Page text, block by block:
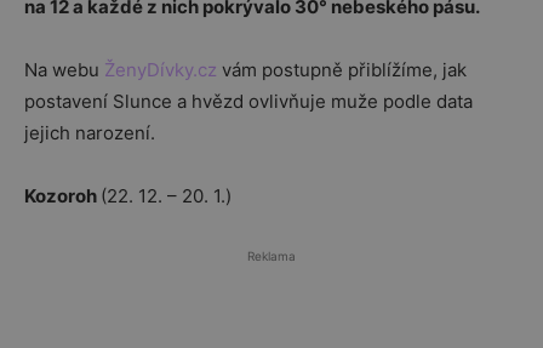
na 12 a každé z nich pokrývalo 30° nebeského pásu.
Na webu ŽenyDívky.cz vám postupně přiblížíme, jak
postavení Slunce a hvězd ovlivňuje muže podle data
jejich narození.
Kozoroh (22. 12. – 20. 1.)
Reklama